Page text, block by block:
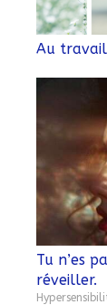
Au
​​​Tu n’es
réveiller.